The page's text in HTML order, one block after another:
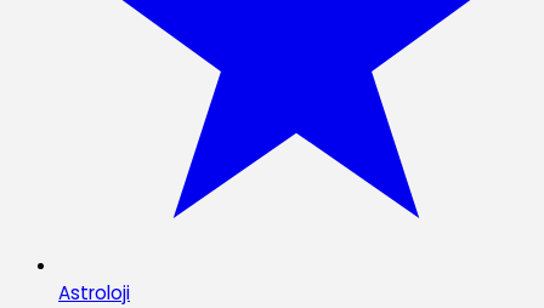
Astroloji